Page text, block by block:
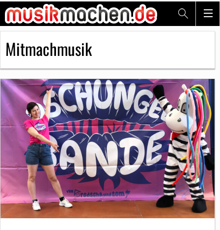
Mitmachmusik